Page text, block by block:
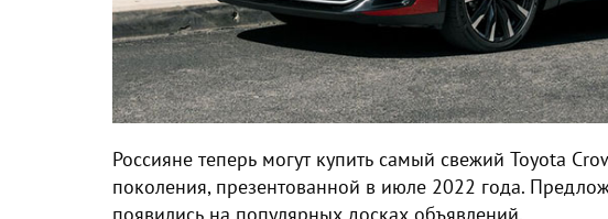
Россияне теперь могут купить самый свежий Toyota
поколения, презентованной в июле 2022 года.